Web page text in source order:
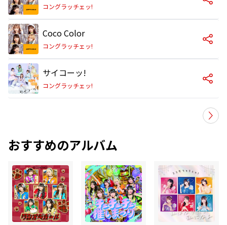
コングラッチェッ!
Coco Color
コングラッチェッ!
サイコーッ!
コングラッチェッ!
おすすめのアルバム